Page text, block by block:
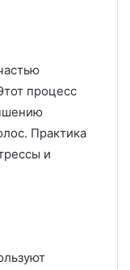
процесс
Практика
и